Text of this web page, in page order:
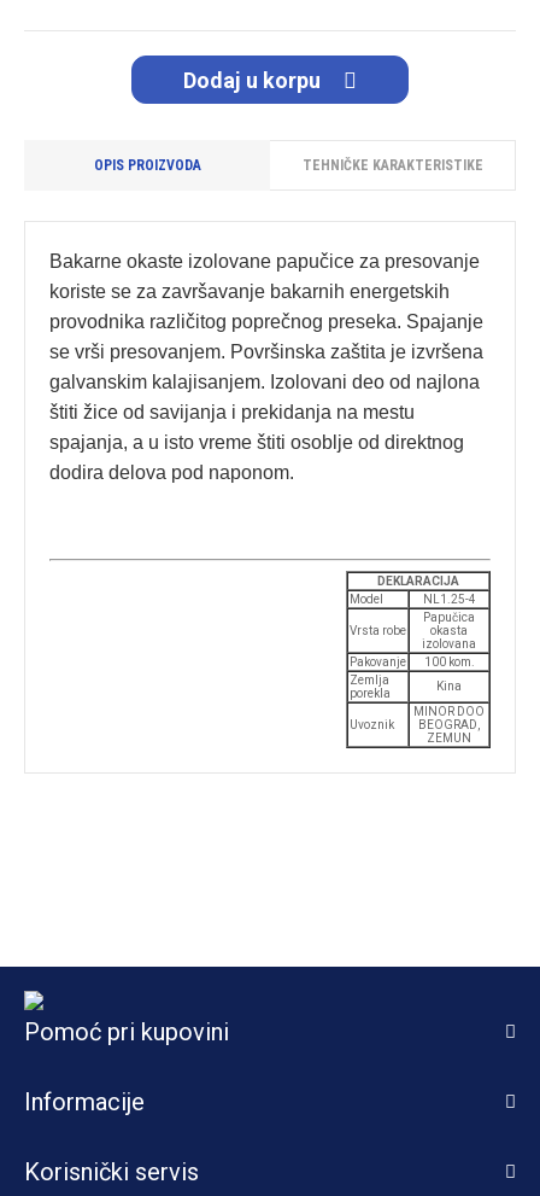
Dodaj u korpu
OPIS PROIZVODA TEHNIČKE KARAKTERISTIKE
Bakarne okaste izolovane papučice za presovanje
koriste se za završavanje bakarnih energetskih
provodnika različitog poprečnog preseka. Spajanje
se vrši presovanjem. Površinska zaštita je izvršena
galvanskim kalajisanjem. Izolovani deo od najlona
štiti žice od savijanja i prekidanja na mestu
spajanja, a u isto vreme štiti osoblje od direktnog
dodira delova pod naponom.
DEKLARACIJA
Model
NL1.25-4
Vrsta robe
Papučica
okasta
izolovana
Pakovanje
100 kom.
Zemlja
porekla
Kina
Uvoznik
MINOR DOO
BEOGRAD,
ZEMUN
Pomoć pri kupovini
Informacije
Korisnički servis